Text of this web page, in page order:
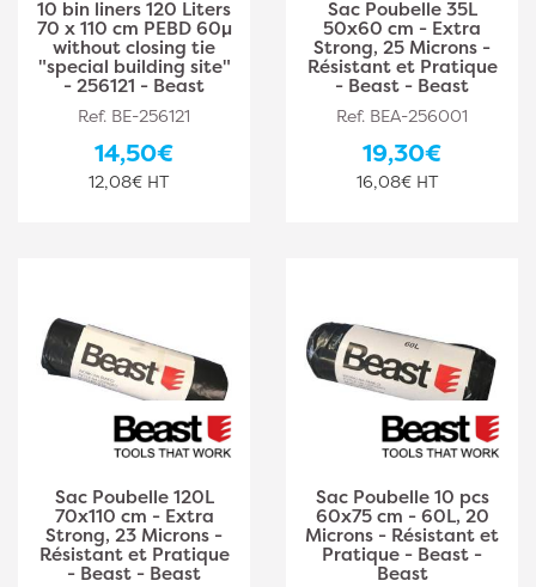
10 bin liners 120 Liters
70 x 110 cm PEBD 60µ
without closing tie
"special building site"
- 256121 - Beast
Ref. BE-256121
14,50€
12,08€ HT
Sac Poubelle 35L
50x60 cm - Extra
Strong, 25 Microns -
Résistant et Pratique
- Beast - Beast
Ref. BEA-256001
19,30€
16,08€ HT
Sac Poubelle 120L
70x110 cm - Extra
Strong, 23 Microns -
Résistant et Pratique
- Beast - Beast
Sac Poubelle 10 pcs
60x75 cm - 60L, 20
Microns - Résistant et
Pratique - Beast -
Beast